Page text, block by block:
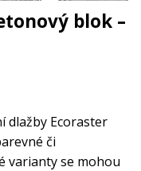
blok –
dlažby Ecoraster
či
varianty se mohou